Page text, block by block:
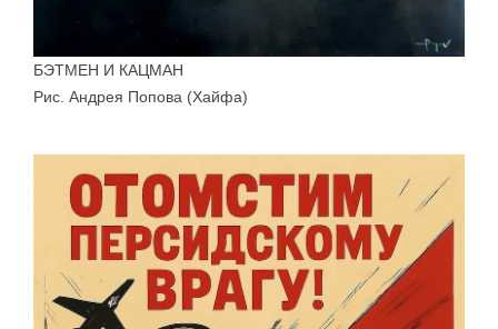
БЭТМЕН И КАЦМАН
Рис. Андрея Попова (Хайфа)